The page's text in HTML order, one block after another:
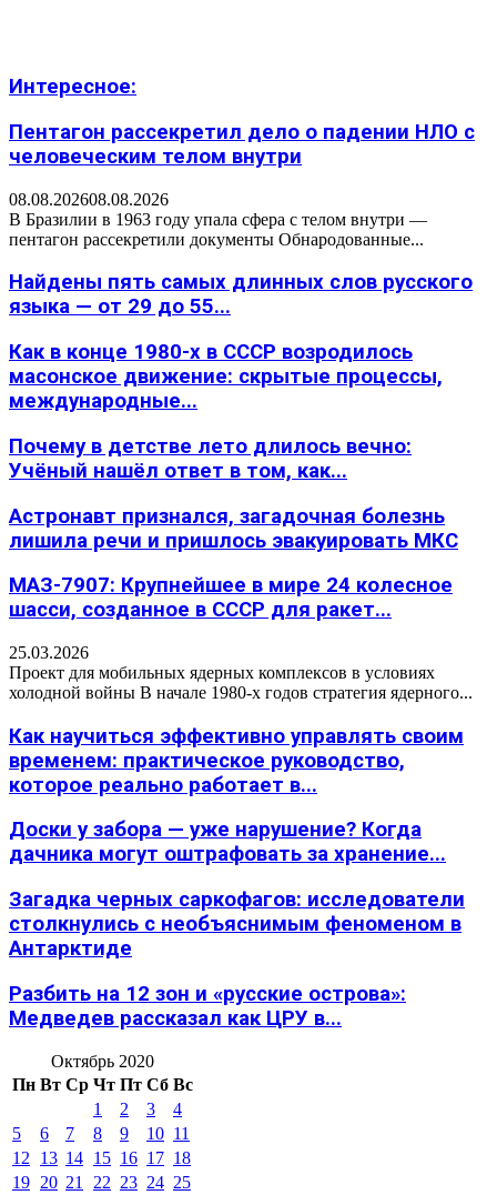
Интересное:
Пентагон рассекретил дело о падении НЛО с
человеческим телом внутри
08.08.202608.08.2026
В Бразилии в 1963 году упала сфера с телом внутри —
пентагон рассекретили документы Обнародованные...
Найдены пять самых длинных слов русского
языка — от 29 до 55...
Как в конце 1980-х в СССР возродилось
масонское движение: скрытые процессы,
международные...
Почему в детстве лето длилось вечно:
Учёный нашёл ответ в том, как...
Астронавт признался, загадочная болезнь
лишила речи и пришлось эвакуировать МКС
МАЗ-7907: Крупнейшее в мире 24 колесное
шасси, созданное в СССР для ракет...
25.03.2026
Проект для мобильных ядерных комплексов в условиях
холодной войны В начале 1980-х годов стратегия ядерного...
Как научиться эффективно управлять своим
временем: практическое руководство,
которое реально работает в...
Доски у забора — уже нарушение? Когда
дачника могут оштрафовать за хранение...
Загадка черных саркофагов: исследователи
столкнулись с необъяснимым феноменом в
Антарктиде
Разбить на 12 зон и «русские острова»:
Медведев рассказал как ЦРУ в...
Октябрь 2020
Пн Вт Ср Чт Пт Сб Вс
1
2 3
4
5
6 7 8 9 10 11
12
13 14 15 16 17 18
19 20 21 22 23 24 25